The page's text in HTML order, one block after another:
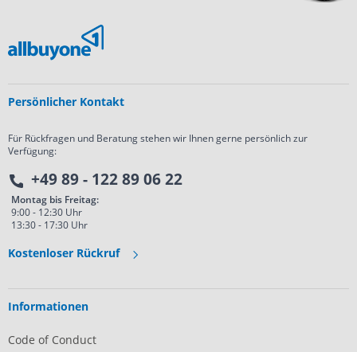
Persönlicher Kontakt
Für Rückfragen und Beratung stehen wir Ihnen gerne persönlich zur
Verfügung:
+49 89 - 122 89 06 22
Montag bis Freitag:
9:00 - 12:30 Uhr
13:30 - 17:30 Uhr
Kostenloser Rückruf
Informationen
Code of Conduct